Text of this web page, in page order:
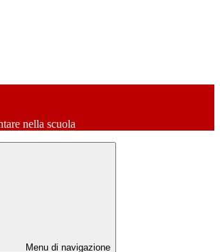
nella scuola
Menu di navigazione